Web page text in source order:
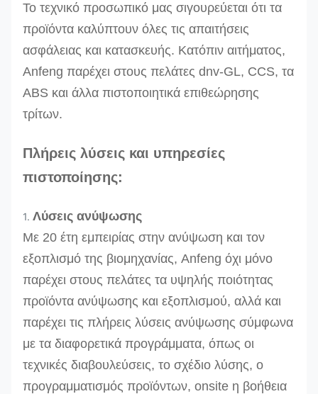
Το τεχνικό προσωπικό μας σιγουρεύεται ότι τα
προϊόντα καλύπτουν όλες τις απαιτήσεις
ασφάλειας και κατασκευής. Κατόπιν αιτήματος,
Anfeng παρέχει στους πελάτες dnv-GL, CCS, τα
ABS και άλλα πιστοποιητικά επιθεώρησης
τρίτων.
Πλήρεις λύσεις και υπηρεσίες
πιστοποίησης:
1. Λύσεις ανύψωσης
Με 20 έτη εμπειρίας στην ανύψωση και τον
εξοπλισμό της βιομηχανίας, Anfeng όχι μόνο
παρέχει στους πελάτες τα υψηλής ποιότητας
προϊόντα ανύψωσης και εξοπλισμού, αλλά και
παρέχει τις πλήρεις λύσεις ανύψωσης σύμφωνα
με τα διαφορετικά προγράμματα, όπως οι
τεχνικές διαβουλεύσεις, το σχέδιο λύσης, ο
προγραμματισμός προϊόντων, onsite η βοήθεια